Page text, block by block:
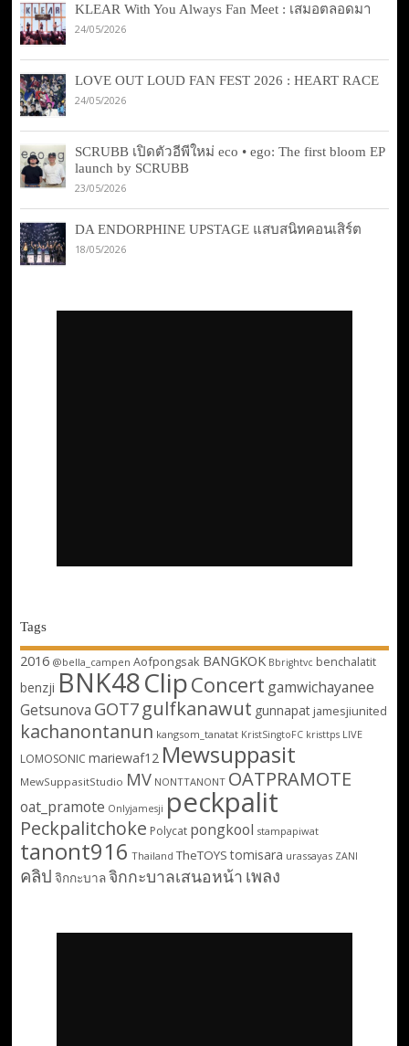
KLEAR With You Always Fan Meet : เสมอตลอดมา
24/05/2026
LOVE OUT LOUD FAN FEST 2026 : HEART RACE
24/05/2026
SCRUBB เปิดตัวอีพีใหม่ eco • ego: The first bloom EP
launch by SCRUBB
23/05/2026
DA ENDORPHINE UPSTAGE แสบสนิทคอนเสิร์ต
18/05/2026
Tags
2016 @bella_campen Aofpongsak BANGKOK Bbrightvc benchalatit
benzji BNK48ClipConcert gamwichayanee
Getsunova GOT7 gulfkanawut gunnapat jamesjiunited
kachanontanun kangsom_tanatat KristSingtoFC kristtps LIVE
LOMOSONIC mariewaf12 Mewsuppasit
MewSuppasitStudio MV NONTTANONT OATPRAMOTE
oat_pramote Onlyjamesji peckpalit
Peckpalitchoke Polycat pongkool stampapiwat
tanont916 Thailand TheTOYS tomisara urassayas ZANI
คลิป จิกกะบาลจิกกะบาลเสนอหน้า เพลง